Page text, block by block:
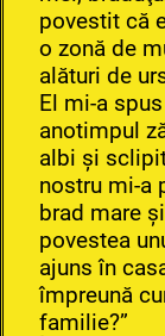
povestit că
o zonă de
alături de
El mi-a
anotimpul
albi şi
nostru mi-a
brad mare
povestea
ajuns în
împreună
familie?”